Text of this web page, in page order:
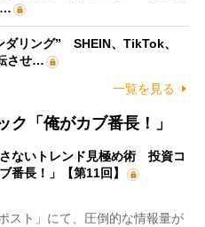
…
ダリング” SHEIN、TikTok、
させ…
一覧を見る
ク「俺がカブ番長！」
さないトレンド見極め術 投資コ
番長！」【第11回】
スト」にて、圧倒的な情報量が